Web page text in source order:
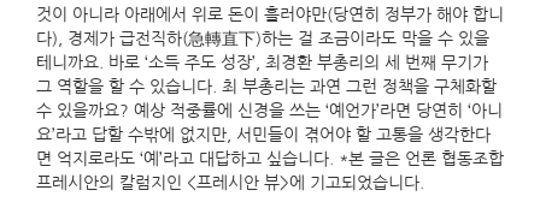
것이 아니라 아래에서 위로 돈이 흘러야만(당연히 정부가 해야 합니
다), 경제가 급전직하(急轉直下)하는 걸 조금이라도 막을 수 있을
테니까요. 바로 ‘소득 주도 성장’, 최경환 부총리의 세 번째 무기가
그 역할을 할 수 있습니다. 최 부총리는 과연 그런 정책을 구체화할
수 있을까요? 예상 적중률에 신경을 쓰는 ‘예언가’라면 당연히 ‘아니
요’라고 답할 수밖에 없지만, 서민들이 겪어야 할 고통을 생각한다
면 억지로라도 ‘예’라고 대답하고 싶습니다. *본 글은 언론 협동조합
프레시안의 칼럼지인 <프레시안 뷰>에 기고되었습니다.